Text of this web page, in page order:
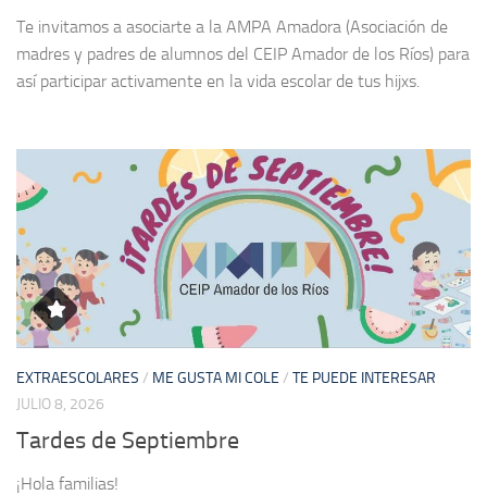
Te invitamos a asociarte a la AMPA Amadora (Asociación de
madres y padres de alumnos del CEIP Amador de los Ríos) para
así participar activamente en la vida escolar de tus hijxs.
EXTRAESCOLARES / ME GUSTA MI COLE / TE PUEDE INTERESAR
JULIO 8, 2026
Tardes de Septiembre
¡Hola familias!